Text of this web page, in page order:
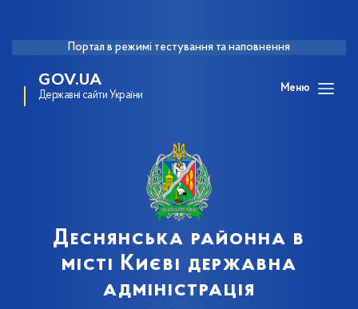
Портал в режимі тестування та наповнення
GOV.UA
Державні сайти України
Меню
Деснянська районна в
місті Києві державна
адміністрація